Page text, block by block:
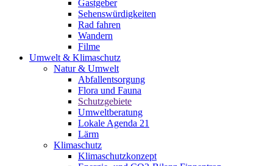
Gastgeber
Sehenswürdigkeiten
Rad fahren
Wandern
Filme
Umwelt & Klimaschutz
Natur & Umwelt
Abfallentsorgung
Flora und Fauna
Schutzgebiete
Umweltberatung
Lokale Agenda 21
Lärm
Klimaschutz
Klimaschutzkonzept